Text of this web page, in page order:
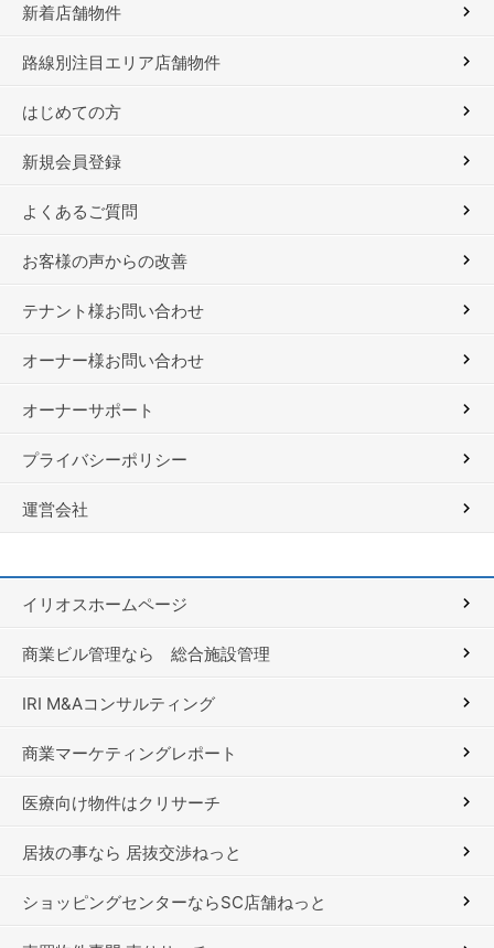
新着店舗物件
路線別注目エリア店舗物件
はじめての方
新規会員登録
よくあるご質問
お客様の声からの改善
テナント様お問い合わせ
オーナー様お問い合わせ
オーナーサポート
プライバシーポリシー
運営会社
イリオスホームページ
商業ビル管理なら 総合施設管理
IRI M&Aコンサルティング
商業マーケティングレポート
医療向け物件はクリサーチ
居抜の事なら 居抜交渉ねっと
ショッピングセンターならSC店舗ねっと